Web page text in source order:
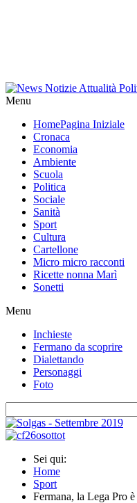
Menu
HomePagina Iniziale
Cronaca
Economia
Ambiente
Scuola
Politica
Sociale
Sanità
Sport
Cultura
Cartellone
Micro micro racconti
Ricette nonna Marì
Sonetti
Menu
Inchieste
Fermano da scoprire
Dialettando
Personaggi
Foto
Sei qui:
Home
Sport
Fermana, la Lega Pro è